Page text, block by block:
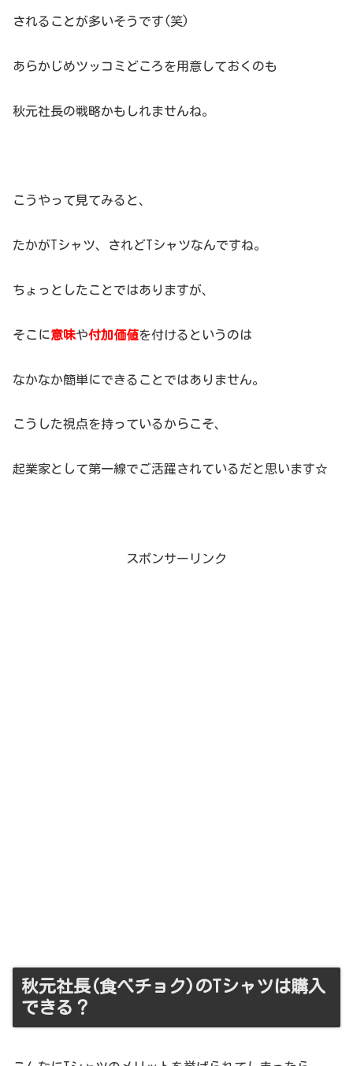
されることが多いそうです(笑)
あらかじめツッコミどころを用意しておくのも
秋元社長の戦略かもしれませんね。
こうやって見てみると、
たかがTシャツ、されどTシャツなんですね。
ちょっとしたことではありますが、
そこに意味や付加価値を付けるというのは
なかなか簡単にできることではありません。
こうした視点を持っているからこそ、
起業家として第一線でご活躍されているだと思います☆
スポンサーリンク
秋元社長(食べチョク)のTシャツは購入
できる？